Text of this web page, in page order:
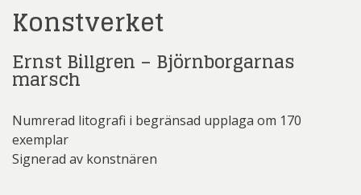
Konstverket
Ernst Billgren – Björnborgarnas
marsch
Numrerad litografi i begränsad upplaga om 170
exemplar
Signerad av konstnären